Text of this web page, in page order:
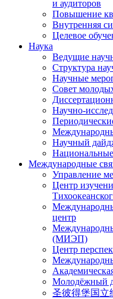
и аудиторов
Повышение
Внутренняя
Целевое
Наука
Ведущие
Структура
Научные
Совет
Научно-
Научный
Международные
Управление
Центр
центр
(МИЭП)
Центр
Молодёжный
圣彼得堡国立